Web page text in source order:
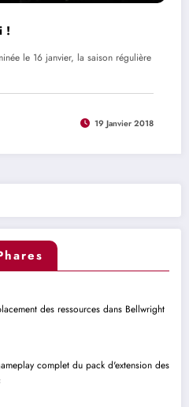
!
le 16 janvier, la saison régulière
19 Janvier 2018
des ressources dans Bellwright
complet du pack d'extension des